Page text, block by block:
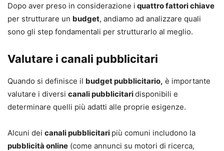
Dopo aver preso in considerazione i quattro fattori chiave
per strutturare un budget, andiamo ad analizzare quali
sono gli step fondamentali per strutturarlo al meglio.
Valutare i canali pubblicitari
Quando si definisce il budget pubblicitario, è importante
valutare i diversi canali pubblicitaridisponibili e
determinare quelli più adatti alle proprie esigenze.
Alcuni dei canali pubblicitari più comuni includono la
pubblicità online (come annunci su motori di ricerca,